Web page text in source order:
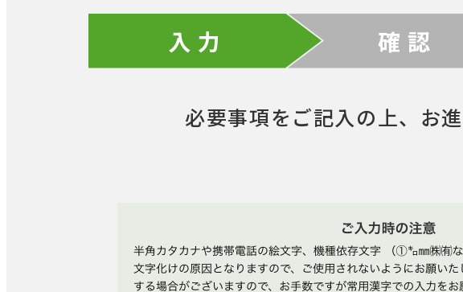
入 力 確 認
必要事項をご記入の上、お進